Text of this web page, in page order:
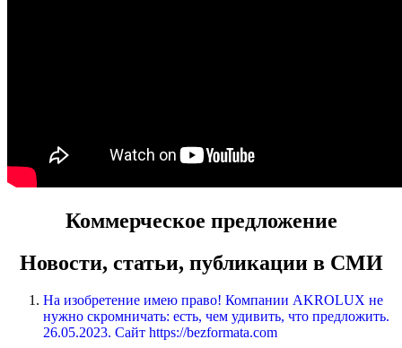
Коммерческое предложение
Новости, статьи, публикации в СМИ
На изобретение имею право! Компании AKROLUX не
нужно скромничать: есть, чем удивить, что предложить.
26.05.2023. Сайт https://bezformata.com